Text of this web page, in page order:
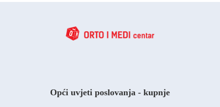
Opći uvjeti poslovanja - kupnje